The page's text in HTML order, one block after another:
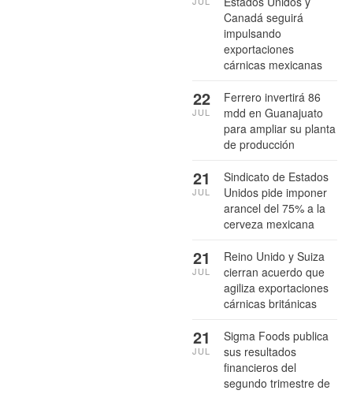
Canadá seguirá
impulsando
exportaciones
cárnicas mexicanas
Ferrero invertirá 86
mdd en Guanajuato
para ampliar su planta
de producción
22
JUL
Sindicato de Estados
Unidos pide imponer
arancel del 75% a la
cerveza mexicana
21
JUL
Reino Unido y Suiza
cierran acuerdo que
agiliza exportaciones
cárnicas británicas
21
JUL
Sigma Foods publica
sus resultados
financieros del
segundo trimestre de
21
JUL